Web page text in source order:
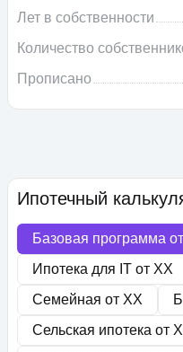
Лет в собственности
Количество
Прописано
Ипотечный
Базовая программа от
Ипотека для IT от XX
Семейная от XX
Сельская ипотека от